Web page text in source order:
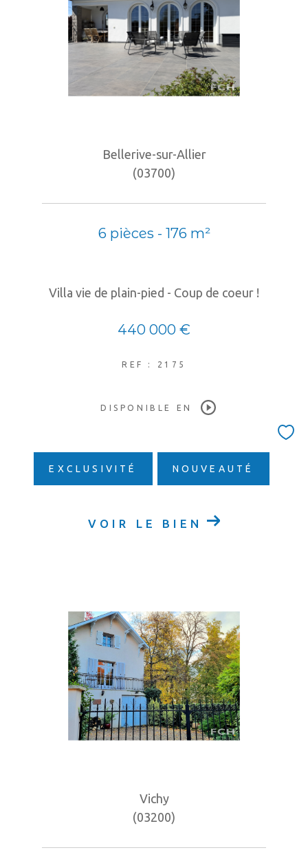
Bellerive-sur-Allier
(03700)
6 pièces - 176 m²
Villa vie de plain-pied - Coup de coeur !
440 000 €
REF : 2175
DISPONIBLE EN
EXCLUSIVITÉ NOUVEAUTÉ
VOIR LE BIEN
Vichy
(03200)